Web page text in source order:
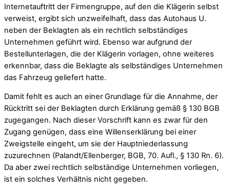
Internetauftritt der Firmengruppe, auf den die Klägerin selbst
verweist, ergibt sich unzweifelhaft, dass das Autohaus U.
neben der Beklagten als ein rechtlich selbständiges
Unternehmen geführt wird. Ebenso war aufgrund der
Bestellunterlagen, die der Klägerin vorlagen, ohne weiteres
erkennbar, dass die Beklagte als selbständiges Unternehmen
das Fahrzeug geliefert hatte.
Damit fehlt es auch an einer Grundlage für die Annahme, der
Rücktritt sei der Beklagten durch Erklärung gemäß § 130 BGB
zugegangen. Nach dieser Vorschrift kann es zwar für den
Zugang genügen, dass eine Willenserklärung bei einer
Zweigstelle eingeht, um sie der Hauptniederlassung
zuzurechnen (Palandt/Ellenberger, BGB, 70. Aufl., § 130 Rn. 6).
Da aber zwei rechtlich selbständige Unternehmen vorliegen,
ist ein solches Verhältnis nicht gegeben.